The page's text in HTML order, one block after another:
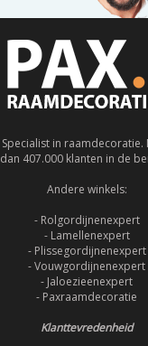
Specialist in raamdecoratie.
dan 407.000 klanten in de
Andere winkels:
- Rolgordijnenexpert
- Lamellenexpert
- Plissegordijnenexpert
- Vouwgordijnenexpert
- Jaloezieenexpert
- Paxraamdecoratie
Klanttevredenheid